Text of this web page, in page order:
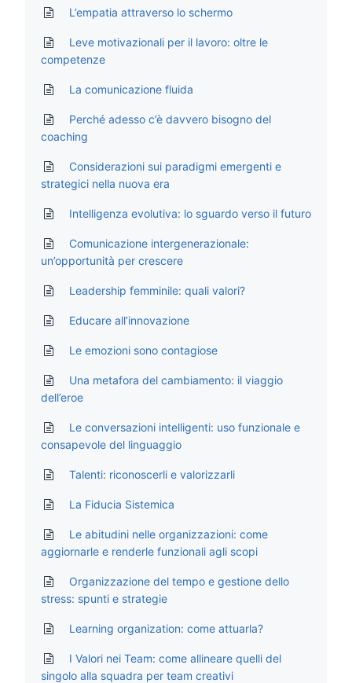
L’empatia attraverso lo schermo
Leve motivazionali per il lavoro: oltre le
competenze
La comunicazione fluida
Perché adesso c’è davvero bisogno del
coaching
Considerazioni sui paradigmi emergenti e
strategici nella nuova era
Intelligenza evolutiva: lo sguardo verso il futuro
Comunicazione intergenerazionale:
un’opportunità per crescere
Leadership femminile: quali valori?
Educare all’innovazione
Le emozioni sono contagiose
Una metafora del cambiamento: il viaggio
dell’eroe
Le conversazioni intelligenti: uso funzionale e
consapevole del linguaggio
Talenti: riconoscerli e valorizzarli
La Fiducia Sistemica
Le abitudini nelle organizzazioni: come
aggiornarle e renderle funzionali agli scopi
Organizzazione del tempo e gestione dello
stress: spunti e strategie
Learning organization: come attuarla?
I Valori nei Team: come allineare quelli del
singolo alla squadra per team creativi